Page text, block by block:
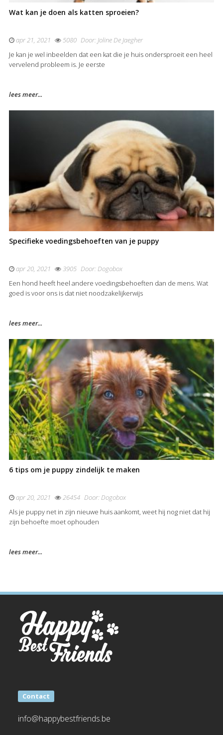
Wat kan je doen als katten sproeien?
apr 21, 2021 5080 Door: Joline De Jaegher
Je kan je wel inbeelden dat een kat die je huis ondersproeit een heel
vervelend probleem is. Je eerste
lees meer...
Specifieke voedingsbehoeften van je puppy
apr 20, 2021 3905 Door:Dogobox
Een hond heeft heel andere voedingsbehoeften dan de mens. Wat
goed is voor ons is dat niet noodzakelijkerwijs
lees meer...
6 tips om je puppy zindelijk te maken
apr 20, 2021 26454 Door:Dogobox
Als je puppy net in zijn nieuwe huis aankomt, weet hij nog niet dat hij
zijn behoefte moet ophouden
lees meer...
Contact
info@happybestfriends.be